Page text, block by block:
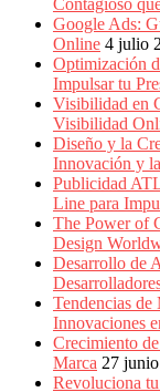
Producción
Gráfica
Colombia.
Contagioso
Google Ads:
Online 4 julio
Optimización
Impulsar tu
Visibilidad en
Visibilidad
Diseño y la
Innovación y
Publicidad
Line para
The Power of
Design
Desarrollo de
Tendencias
Innovaciones
Crecimiento
Marca 27
Revoluciona